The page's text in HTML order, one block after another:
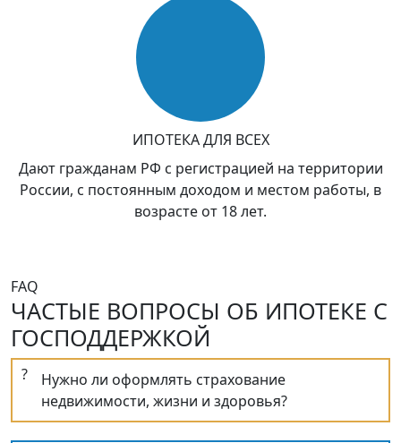
ИПОТЕКА ДЛЯ ВСЕХ
Дают гражданам РФ с регистрацией на территории
России, с постоянным доходом и местом работы, в
возрасте от 18 лет.
FAQ
ЧАСТЫЕ ВОПРОСЫ ОБ ИПОТЕКЕ С
ГОСПОДДЕРЖКОЙ
?
Нужно ли оформлять страхование
недвижимости, жизни и здоровья?